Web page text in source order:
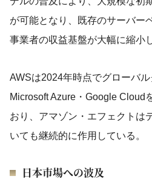
が可能となり、既存のサーバー
事業者の収益基盤が大幅に縮小
AWSは2024年時点でグローバ
Microsoft Azure・Google Cloud
おり、アマゾン・エフェクトは
いても継続的に作用している。
日本市場への波及